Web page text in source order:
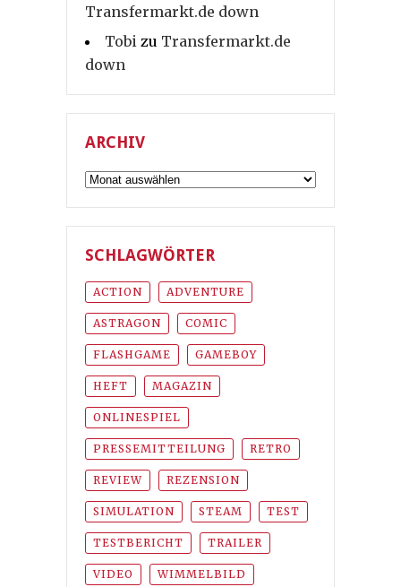
Transfermarkt.de down
Tobi zu Transfermarkt.de
down
ARCHIV
Archiv
SCHLAGWÖRTER
ACTION ADVENTURE
ASTRAGON COMIC
FLASHGAME GAMEBOY
HEFT MAGAZIN
ONLINESPIEL
PRESSEMITTEILUNG RETRO
REVIEW REZENSION
SIMULATION STEAM TEST
TESTBERICHT TRAILER
VIDEO WIMMELBILD